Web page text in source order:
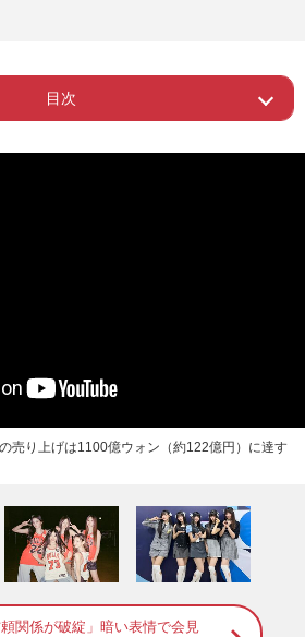
目次
営手法にも要因が
売り上げは1100億ウォン（約122億円）に達す
頼関係が破綻」暗い表情で会見